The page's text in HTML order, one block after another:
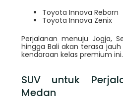
Toyota Innova Reborn
Toyota Innova Zenix
Perjalanan menuju Jogja,
hingga Bali akan terasa
kendaraan kelas premium ini.
SUV untuk
Medan